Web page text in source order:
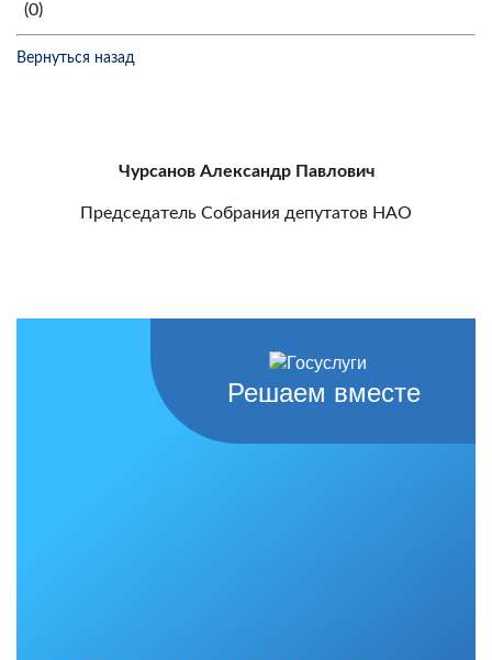
(0)
Вернуться назад
Чурсанов Александр Павлович
Председатель Собрания депутатов НАО
Решаем вместе